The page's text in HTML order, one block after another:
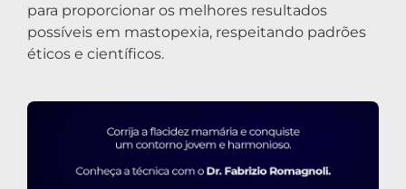
para proporcionar os melhores resultados
possíveis em mastopexia, respeitando padrões
éticos e científicos.